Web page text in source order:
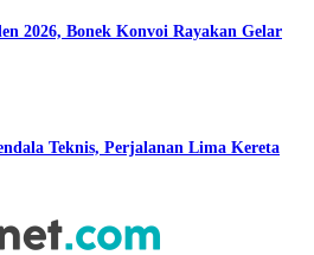
2026, Bonek Konvoi Rayakan Gelar
Teknis, Perjalanan Lima Kereta